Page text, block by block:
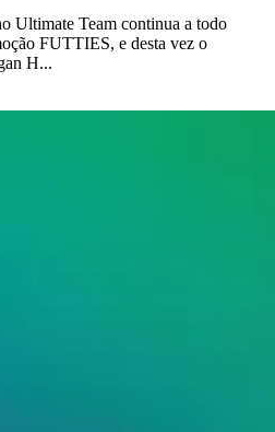
Ultimate Team continua a todo
FUTTIES, e desta vez o
H...